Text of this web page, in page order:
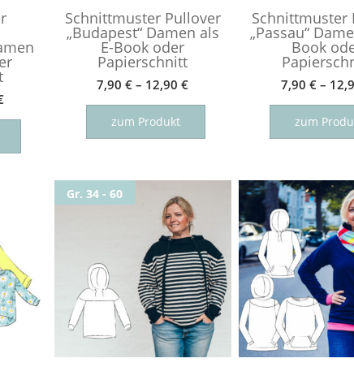
Dieses
weist
Varianten
können
auf
der
Produktseite
Schnittmuster Pullover
„Budapest“ Damen als
E-Book oder
Papierschnitt
7,90€ – 12,90€
zum Produkt
Dieses
weist
Varianten
Optionen
können
auf
der
Produktseite
gewählt
werden
Schnittmuster
„Passau“
Book
7,90 €–
zum
Gr. 34 - 60